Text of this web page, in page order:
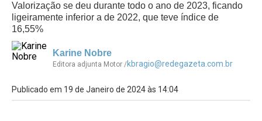
Valorização se deu durante todo o ano de 2023, ficando
ligeiramente inferior a de 2022, que teve índice de
16,55%
Karine Nobre
Editora adjunta Motor /kbragio@redegazeta.com.br
Publicado em 19 de Janeiro de 2024 às 14:04